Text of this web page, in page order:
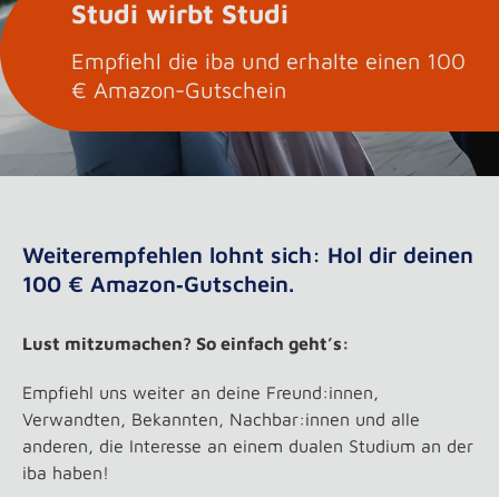
Studi wirbt Studi
Empfiehl die iba und erhalte einen 100
€ Amazon-Gutschein
Weiterempfehlen lohnt sich: Hol dir deinen
100 € Amazon‑Gutschein.
Lust mitzumachen? So einfach geht’s:
Empfiehl uns weiter an deine Freund:innen,
Verwandten, Bekannten, Nachbar:innen und alle
anderen, die Interesse an einem dualen Studium an der
iba haben!